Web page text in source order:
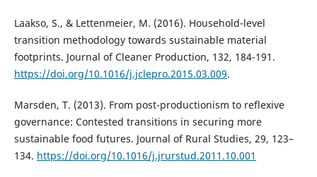
Laakso, S., & Lettenmeier, M. (2016). Household-level
transition methodology towards sustainable material
footprints. Journal of Cleaner Production, 132, 184-191.
https://doi.org/10.1016/j.jclepro.2015.03.009.
Marsden, T. (2013). From post-productionism to reflexive
governance: Contested transitions in securing more
sustainable food futures. Journal of Rural Studies, 29, 123–
134. https://doi.org/10.1016/j.jrurstud.2011.10.001